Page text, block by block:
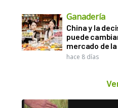
Ganadería
China y la
puede
mercado de
hace 8 días